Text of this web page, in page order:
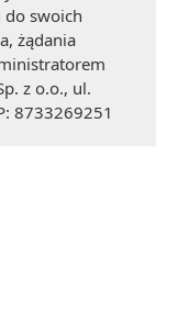
do swoich
żądania
z o.o., ul.
8733269251